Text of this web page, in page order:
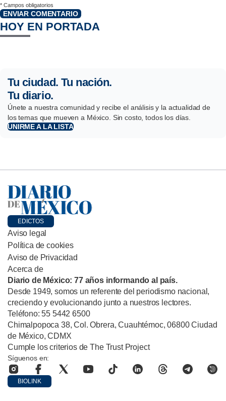
* Campos obligatorios
ENVIAR COMENTARIO
HOY EN PORTADA
Tu ciudad. Tu nación.
Tu diario.
Únete a nuestra comunidad y recibe el análisis y la actualidad de
los temas que mueven a México. Sin costo, todos los días.
UNIRME A LA LISTA
EDICTOS
Aviso legal
Política de cookies
Aviso de Privacidad
Acerca de
Diario de México: 77 años informando al país.
Desde 1949, somos un referente del periodismo nacional,
creciendo y evolucionando junto a nuestros lectores.
Teléfono: 55 5442 6500
Chimalpopoca 38, Col. Obrera, Cuauhtémoc, 06800 Ciudad
de México, CDMX
Cumple los criterios de The Trust Project
Síguenos en:
BIOLINK